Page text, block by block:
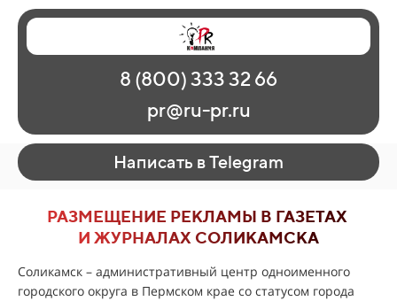
Главная
Наши работы
О рекламе
Регионы
Контакты
8 (800) 333 32 66
pr@ru-pr.ru
Написать в Telegram
РАЗМЕЩЕНИЕ РЕКЛАМЫ В ГАЗЕТАХ
И ЖУРНАЛАХ СОЛИКАМСКА
Соликамск – административный центр одноименного
городского округа в Пермском крае со статусом города